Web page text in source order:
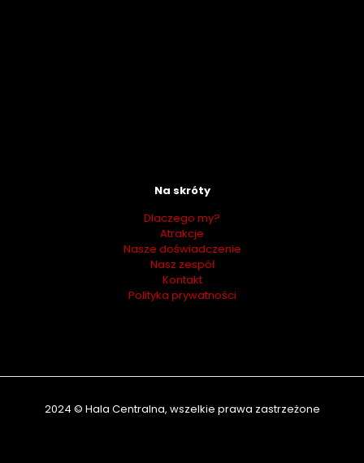
Na skróty
Dlaczego my?
Atrakcje
Nasze doświadczenie
Nasz zespół
Kontakt
Polityka prywatności
2024 © Hala Centralna, wszelkie prawa zastrzeżone